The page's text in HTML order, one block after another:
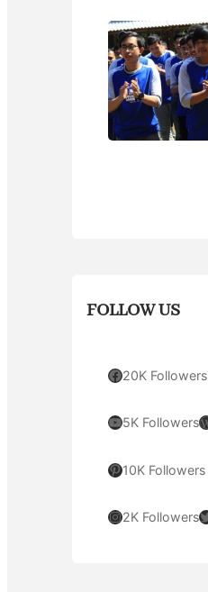
FOLLOW US
Facebook 20K Followers
YouTube 5K FollowersWordPress
Pinterest 10K Followers
Instagram 2K FollowersTwitter